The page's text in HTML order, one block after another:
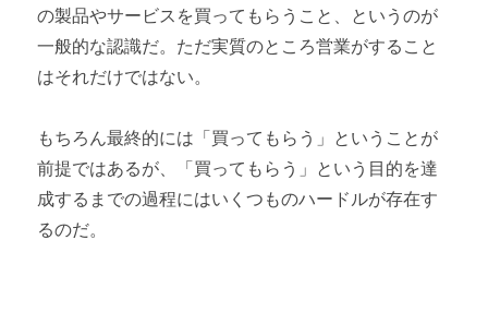
の製品やサービスを買ってもらうこと、というのが
一般的な認識だ。ただ実質のところ営業がすること
はそれだけではない。
もちろん最終的には「買ってもらう」ということが
前提ではあるが、「買ってもらう」という目的を達
成するまでの過程にはいくつものハードルが存在す
るのだ。